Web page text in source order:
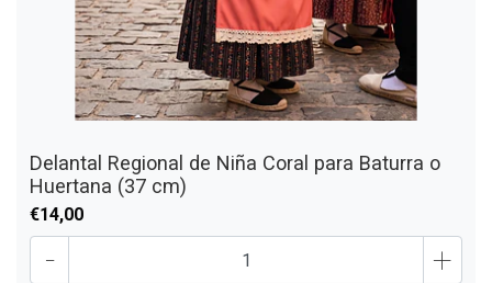
Delantal Regional de Niña Coral para Baturra o
Huertana (37 cm)
€14,00
- +